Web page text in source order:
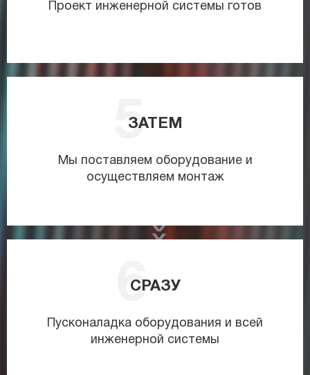
Проект инженерной системы готов
ЗАТЕМ
Мы поставляем оборудование и
осуществляем монтаж
СРАЗУ
Пусконаладка оборудования и всей
инженерной системы